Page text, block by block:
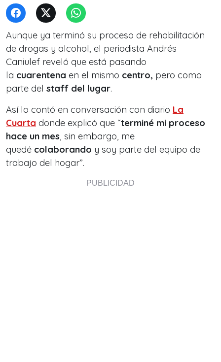
Aunque ya terminó su proceso de rehabilitación
de drogas y alcohol, el periodista Andrés
Caniulef reveló que está pasando
la cuarentena en el mismo centro, pero como
parte del staff del lugar.
Así lo contó en conversación con diario La
Cuarta donde explicó que “terminé mi proceso
hace un mes, sin embargo, me
quedé colaborando y soy parte del equipo de
trabajo del hogar”.